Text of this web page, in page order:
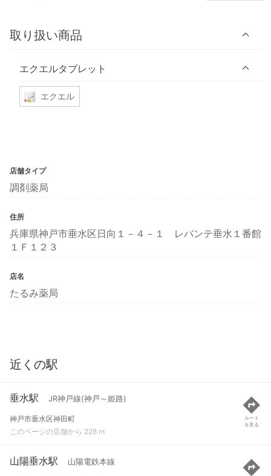
取り扱い商品
エクエルタブレット
エクエル
店舗タイプ
調剤薬局
住所
兵庫県神戸市垂水区日向１－４－１ レバンテ垂水１番館
１Ｆ１２３
店名
たるみ薬局
近くの駅
垂水駅 JR神戸線(神戸～姫路)
神戸市垂水区神田町
このページの店舗から 228 m
ルート
を見る
山陽垂水駅 山陽電鉄本線